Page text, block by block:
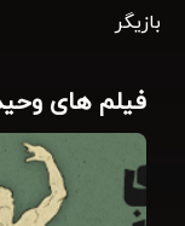
بازیگر
فیلم های